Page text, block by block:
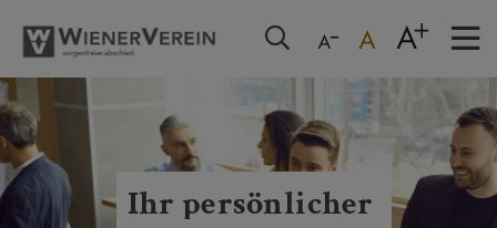
Ihr persönlicher